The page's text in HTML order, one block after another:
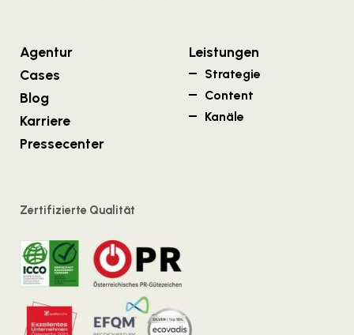
Agentur
Cases
Blog
Karriere
Pressecenter
Leistungen
Strategie
Content
Kanäle
Zertifizierte Qualität